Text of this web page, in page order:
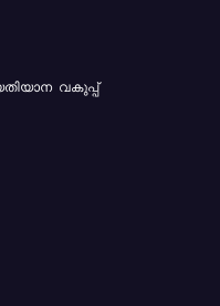
വകുപ്പ്